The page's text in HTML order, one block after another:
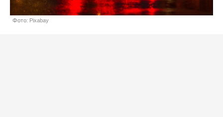
Фото: Pixabay